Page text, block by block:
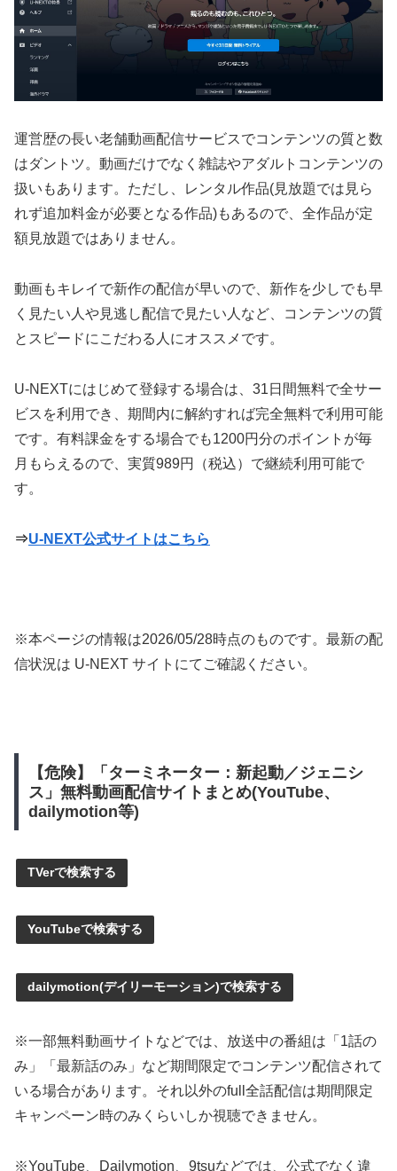
運営歴の長い老舗動画配信サービスでコンテンツの質と数
はダントツ。動画だけでなく雑誌やアダルトコンテンツの
扱いもあります。ただし、レンタル作品(見放題では見ら
れず追加料金が必要となる作品)もあるので、全作品が定
額見放題ではありません。
動画もキレイで新作の配信が早いので、新作を少しでも早
く見たい人や見逃し配信で見たい人など、コンテンツの質
とスピードにこだわる人にオススメです。
U-NEXTにはじめて登録する場合は、31日間無料で全サー
ビスを利用でき、期間内に解約すれば完全無料で利用可能
です。有料課金をする場合でも1200円分のポイントが毎
月もらえるので、実質989円（税込）で継続利用可能で
す。
⇒U-NEXT公式サイトはこちら
※本ページの情報は2026/05/28時点のものです。最新の配
信状況は U-NEXT サイトにてご確認ください。
【危険】「ターミネーター：新起動／ジェニシ
ス」無料動画配信サイトまとめ(YouTube、
dailymotion等)
TVerで検索する
YouTubeで検索する
dailymotion(デイリーモーション)で検索する
※一部無料動画サイトなどでは、放送中の番組は「1話の
み」「最新話のみ」など期間限定でコンテンツ配信されて
いる場合があります。それ以外のfull全話配信は期間限定
キャンペーン時のみくらいしか視聴できません。
※YouTube、Dailymotion、9tsuなどでは、公式でなく違